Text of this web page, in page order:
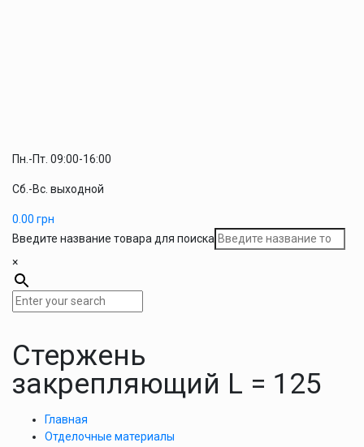
Пн.-Пт. 09:00-16:00
Сб.-Вс. выходной
0.00 грн
Введите название товара для поиска
×
Стержень
закрепляющий L = 125
Главная
Отделочные материалы